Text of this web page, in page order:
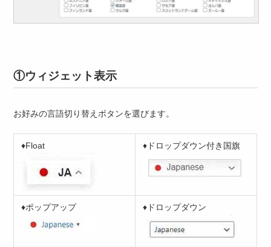
①ウィジェット表示
お好みの言語切り替えボタンを選びます。
♦Float ♦ドロップダウン付き国旗
♦ポップアップ ♦ドロップダウン